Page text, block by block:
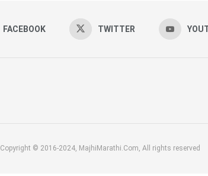
FACEBOOK TWITTER
Copyright © 2016-2024, MajhiMarathi.Com, All rights reserved